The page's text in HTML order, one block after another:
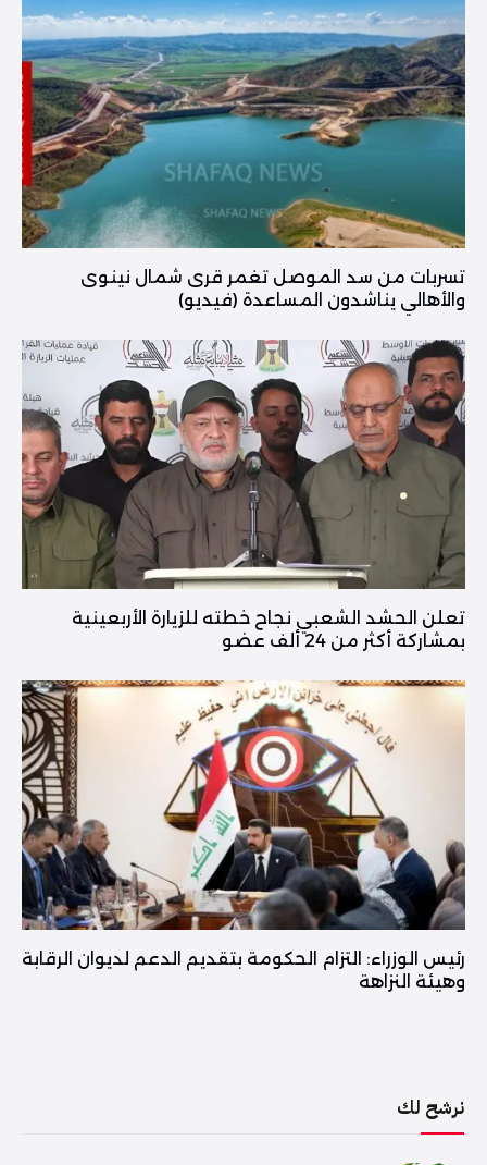
تسربات من سد الموصل تغمر قرى شمال نينوى
والأهالي يناشدون المساعدة (فيديو)
تعلن الحشد الشعبي نجاح خطته للزيارة الأربعينية
بمشاركة أكثر من 24 ألف عضو
رئيس الوزراء: التزام الحكومة بتقديم الدعم لديوان الرقابة
وهيئة النزاهة
نرشح لك